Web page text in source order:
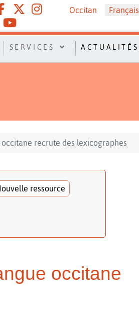
Sélectionnez votre langue
Occitan Français
SERVICES ACTUALITÉS
recrute des lexicographes
ressource
occitane